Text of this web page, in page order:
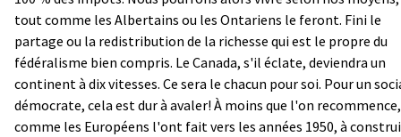
tout comme les Albertains ou les Ontariens le feront. Fini le
partage ou la redistribution de la richesse qui est le propre du
fédéralisme bien compris. Le Canada, s'il éclate, deviendra un
continent à dix vitesses. Ce sera le chacun pour soi. Pour un
démocrate, cela est dur à avaler! À moins que l'on recommence,
comme les Européens l'ont fait vers les années 1950, à